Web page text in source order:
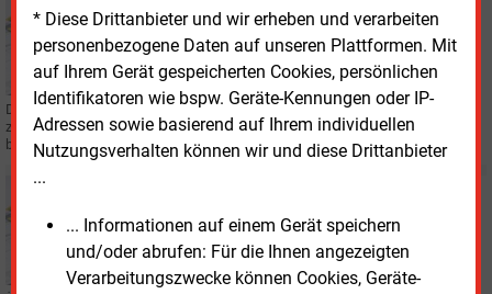
* Diese Drittanbieter und wir erheben und verarbeiten
personenbezogene Daten auf unseren Plattformen. Mit
auf Ihrem Gerät gespeicherten Cookies, persönlichen
Identifikatoren wie bspw. Geräte-Kennungen oder IP-
Adressen sowie basierend auf Ihrem individuellen
Nutzungsverhalten können wir und diese Drittanbieter
...
... Informationen auf einem Gerät speichern
und/oder abrufen: Für die Ihnen angezeigten
Verarbeitungszwecke können Cookies, Geräte-
VERTRIEB
Augsburg senkt erneut Strompreis
Die Stadtwerke Augsburg setzen den Strompreis in der Grundversorgung
zum Jahreswechsel deutlich unter die 40-Cent-Marke. Und der Gaspreis
bleibt unter der staatlichen Preisbremse.
Grüne Mauerblümchen im Stromgeschäft